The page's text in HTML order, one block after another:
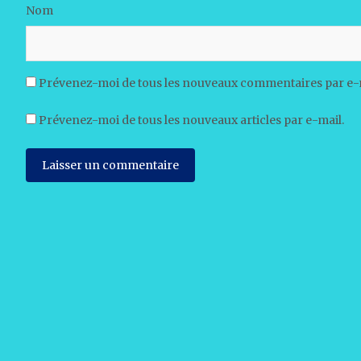
Nom
Prévenez-moi de tous les nouveaux commentaires par
Prévenez-moi de tous les nouveaux articles par e-mail.